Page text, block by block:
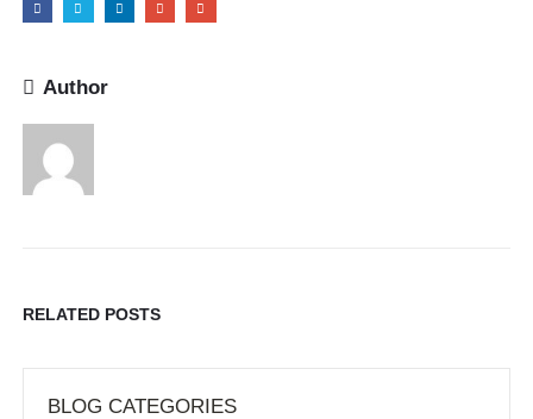
Author
RELATED POSTS
BLOG CATEGORIES